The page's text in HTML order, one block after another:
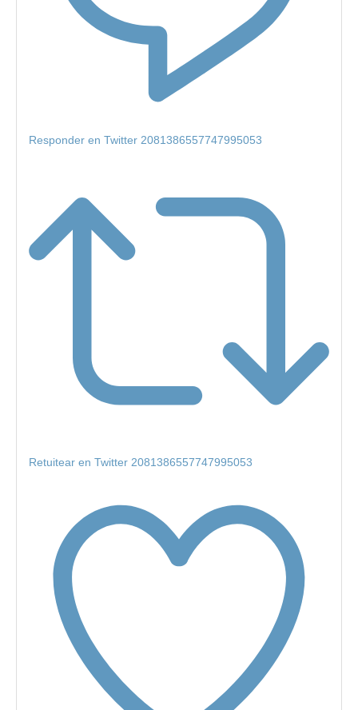
Responder en Twitter 2081386557747995053
Retuitear en Twitter 2081386557747995053